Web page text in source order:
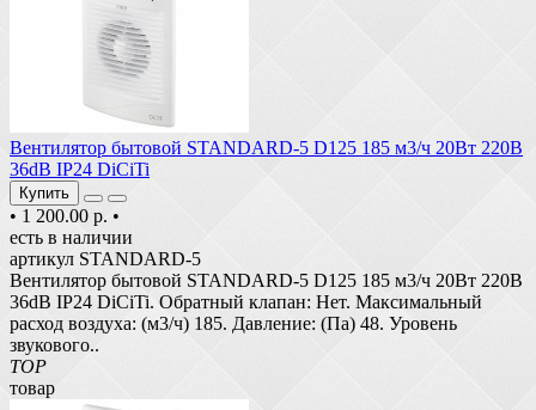
Вентилятор бытовой STANDARD-5 D125 185 м3/ч 20Вт 220В
36dB IP24 DiCiTi
Купить
• 1 200.00 р. •
есть в наличии
артикул STANDARD-5
Вентилятор бытовой STANDARD-5 D125 185 м3/ч 20Вт 220В
36dB IP24 DiCiTi. Обратный клапан: Нет. Максимальный
расход воздуха: (м3/ч) 185. Давление: (Па) 48. Уровень
звукового..
TOP
товар